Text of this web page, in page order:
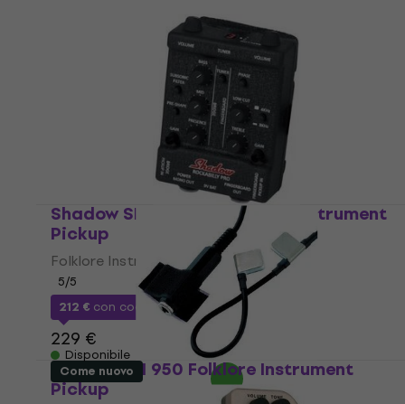
Shadow SH RB-PRO Folklore Instrument
Pickup
Folklore Instrument Pickup
5/5
212 € con codiceMUZMUZ-5
229 €
Disponibile
Shadow SH 950 Folklore Instrument
Pickup
Come nuovo